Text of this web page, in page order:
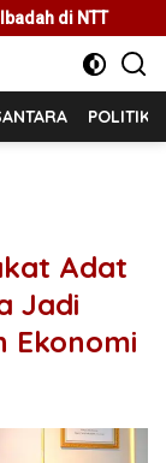
Rakor Bersama
POLITIK
Adat
Jadi
Ekonomi